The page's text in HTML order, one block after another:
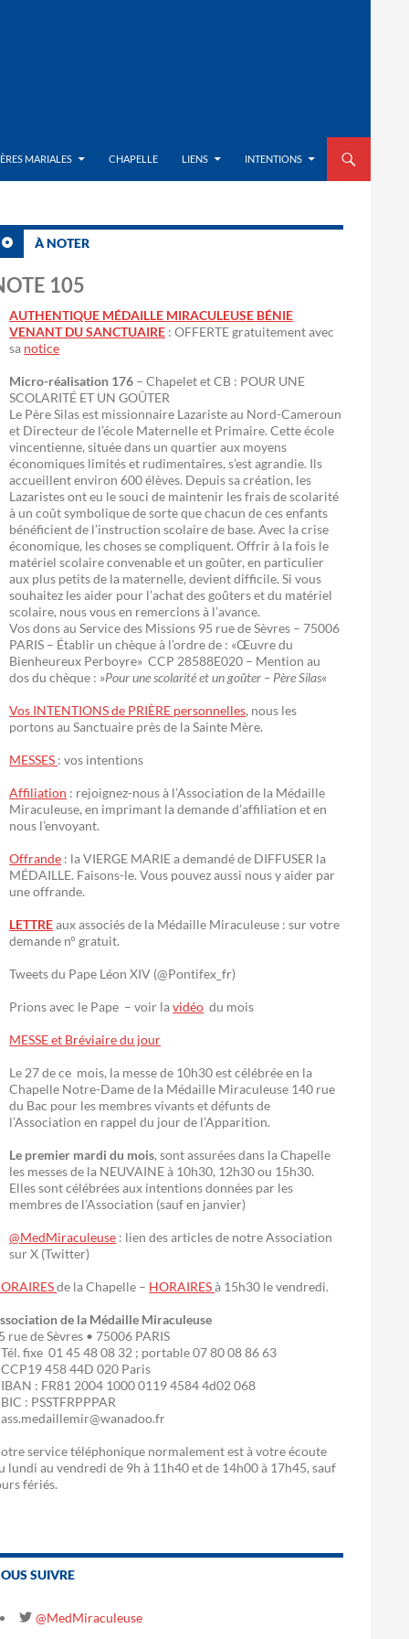
MARIALES
CHAPELLE LIENS INTENTIONS
À NOTER
105
AUTHENTIQUE MÉDAILLE MIRACULEUSE BÉNIE
VENANT DU SANCTUAIRE : OFFERTE gratuitement avec
sa notice
Micro-réalisation 176 – Chapelet et CB : POUR UNE
SCOLARITÉ ET UN GOÛTER
Le Père Silas est missionnaire Lazariste au Nord-Cameroun
et Directeur de l’école Maternelle et Primaire. Cette école
vincentienne, située dans un quartier aux moyens
économiques limités et rudimentaires, s’est agrandie. Ils
accueillent environ 600 élèves. Depuis sa création, les
Lazaristes ont eu le souci de maintenir les frais de scolarité
à un coût symbolique de sorte que chacun de ces enfants
bénéficient de l’instruction scolaire de base. Avec la crise
économique, les choses se compliquent. Offrir à la fois le
matériel scolaire convenable et un goûter, en particulier
aux plus petits de la maternelle, devient difficile. Si vous
souhaitez les aider pour l’achat des goûters et du matériel
scolaire, nous vous en remercions à l’avance.
Vos dons au Service des Missions 95 rue de Sèvres – 75006
PARIS – Établir un chèque à l’ordre de : «Œuvre du
Bienheureux Perboyre» CCP 28588E020 – Mention au
dos du chèque : »Pour une scolarité et un goûter – Père Silas«
Vos INTENTIONS de PRIÈRE personnelles, nous les
portons au Sanctuaire près de la Sainte Mère.
MESSES : vos intentions
Affiliation : rejoignez-nous à l’Association de la Médaille
Miraculeuse, en imprimant la demande d’affiliation et en
nous l’envoyant.
Offrande : la VIERGE MARIE a demandé de DIFFUSER la
MÉDAILLE. Faisons-le. Vous pouvez aussi nous y aider par
une offrande.
LETTREaux associés de la Médaille Miraculeuse : sur votre
demande n° gratuit.
Tweets du Pape Léon XIV (@Pontifex_fr)
Prions avec le Pape – voir lavidéo du mois
MESSE et Bréviaire du jour
Le 27 de ce mois, la messe de 10h30 est célébrée en la
Chapelle Notre-Dame de la Médaille Miraculeuse 140 rue
du Bac pour les membres vivants et défunts de
l’Association en rappel du jour de l’Apparition.
Le premier mardi du mois, sont assurées dans la Chapelle
les messes de la NEUVAINE à 10h30, 12h30 ou 15h30.
Elles sont célébrées aux intentions données par les
membres de l’Association (sauf en janvier)
@MedMiraculeuse : lien des articles de notre Association
sur X (Twitter)
de la Chapelle – HORAIRESà 15h30 le vendredi.
de la Médaille Miraculeuse
rue de Sèvres • 75006 PARIS
fixe 01 45 48 08 32 ; portable 07 80 08 86 63
458 44D 020 Paris
: FR81 2004 1000 0119 4584 4d02 068
: PSSTFRPPPAR
service téléphonique normalement est à votre écoute
lundi au vendredi de 9h à 11h40 et de 14h00 à 17h45, sauf
fériés.
SUIVRE
@MedMiraculeuse